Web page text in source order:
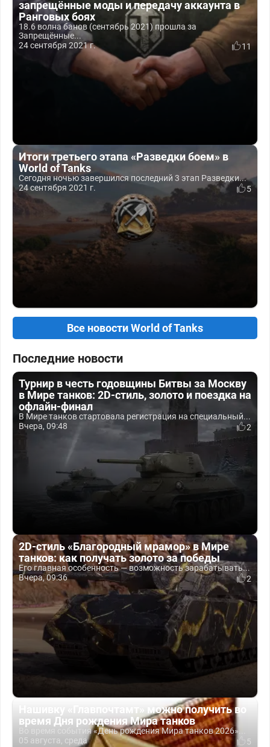
запрещённые моды и передачу аккаунта в
Ранговых боях
18.6 волна банов (сентябрь 2021) прошла за
Запрещённые...
24 сентября 2021 г.
11
Итоги третьего этапа «Разведки боем» в
World of Tanks
Сегодня ночью завершился последний 3 этап Разведки...
24 сентября 2021 г.
5
Все новости World of Tanks
Последние новости
Турнир в честь годовщины Битвы за Москву
в Мире танков: 2D-стиль, золото и поездка на
офлайн-финал
В Мире танков стартовала регистрация на специальный...
Вчера, 09:48
2
2D-стиль «Благородный мрамор» в Мире
танков: как получать золото за победы
Его главная особенность — возможность зарабатывать...
Вчера, 09:36
2
Нашивку «Главпочтамт» можно получить во
время Дня рождения Мира танков
Во время события «День рождения Мира танков 2026»...
05 августа, среда
5